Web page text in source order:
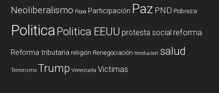
Neoliberalismo Papa Participación Paz PND Pobreza
PoliticaPolitica EEUU protesta social reforma
Reforma tributaria religión Renegociación revolucion salud
Terrorismo Trump Venezuela Victimas